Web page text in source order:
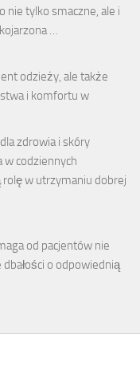
nie tylko smaczne, ale i
…
odzieży, ale także
i komfortu w
zdrowia i skóry
w codziennych
w utrzymaniu dobrej
od pacjentów nie
o odpowiednią